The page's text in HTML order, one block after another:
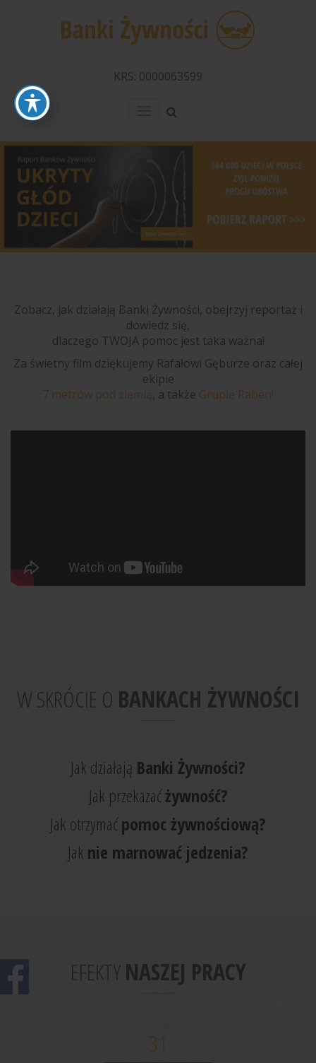
KRS: 0000063599
Menu
Zobacz, jak działają Banki Żywności, obejrzyj reportaż i
dowiedz się,
dlaczego TWOJA pomoc jest taka ważna!
Za świetny film dziękujemy Rafałowi Gęburze oraz całej
ekipie
7 metrów pod ziemią, a także Grupie Raben!
W SKRÓCIE O BANKACH ŻYWNOŚCI
Jak działają Banki Żywności?
Jak przekazaćżywność?
Jak otrzymaćpomoc żywnościową?
Jak nie marnować jedzenia?
EFEKTYNASZEJ PRACY
31